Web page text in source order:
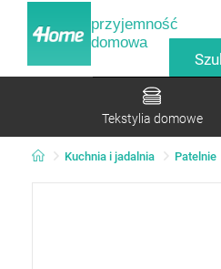
przyjemność
domowa
Tekstylia domowe
Kuchnia i jadalnia Patelnie